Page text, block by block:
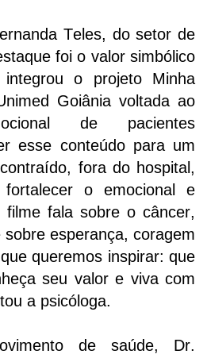
Teles, do setor de
foio valor simbólico
o projeto Minha
Goiânia voltada ao
de pacientes
esse conteúdo para um
fora do hospital,
o emocional e
filme fala sobre o câncer,
esperança, coragem
queremos inspirar: que
seu valor e viva com
a psicóloga.
de saúde, Dr.